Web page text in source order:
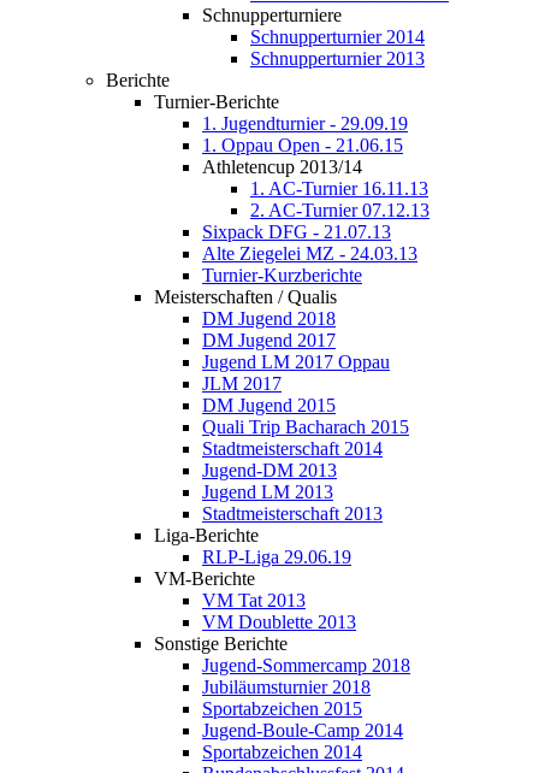
Schnupperturniere
Schnupperturnier 2014
Schnupperturnier 2013
Berichte
Turnier-Berichte
1. Jugendturnier - 29.09.19
1. Oppau Open - 21.06.15
Athletencup 2013/14
1. AC-Turnier 16.11.13
2. AC-Turnier 07.12.13
Sixpack DFG - 21.07.13
Alte Ziegelei MZ - 24.03.13
Turnier-Kurzberichte
Meisterschaften / Qualis
DM Jugend 2018
DM Jugend 2017
Jugend LM 2017 Oppau
JLM 2017
DM Jugend 2015
Quali Trip Bacharach 2015
Stadtmeisterschaft 2014
Jugend-DM 2013
Jugend LM 2013
Stadtmeisterschaft 2013
Liga-Berichte
RLP-Liga 29.06.19
VM-Berichte
VM Tat 2013
VM Doublette 2013
Sonstige Berichte
Jugend-Sommercamp 2018
Jubiläumsturnier 2018
Sportabzeichen 2015
Jugend-Boule-Camp 2014
Sportabzeichen 2014